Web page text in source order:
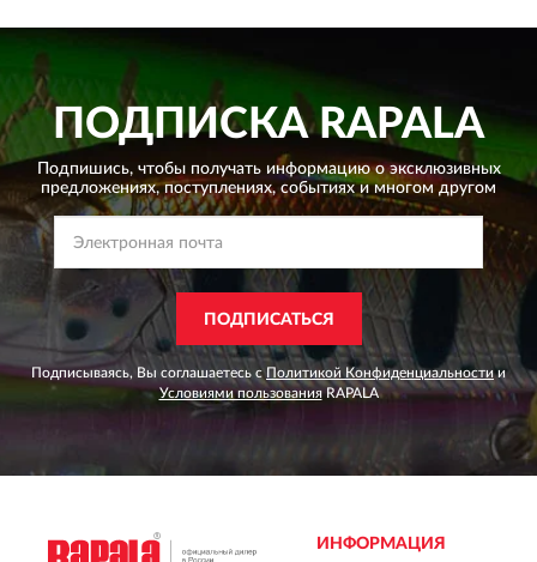
ПОДПИСКАRAPALA
Подпишись, чтобы получать информацию о эксклюзивных
предложениях,поступлениях, событиях и многом другом
ПОДПИСАТЬСЯ
Подписываясь, Вы соглашаетесь сПолитикой Конфиденциальности и
Условиями пользованияRAPALA
ИНФОРМАЦИЯ